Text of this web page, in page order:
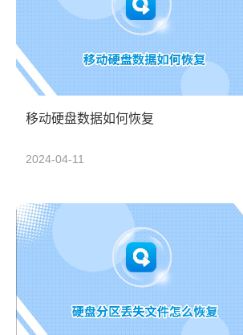
移动硬盘数据如何恢复
2024-04-11